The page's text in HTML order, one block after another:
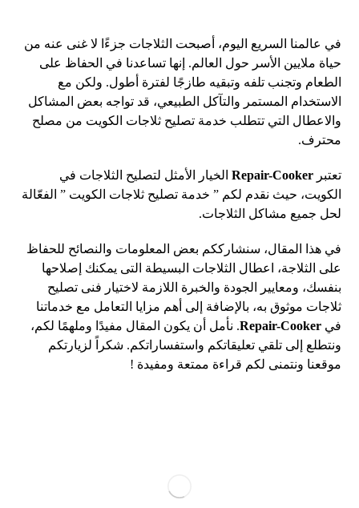
في عالمنا السريع اليوم، أصبحت الثلاجات جزءًا لا غنى عنه من
حياة ملايين الأسر حول العالم. إنها تساعدنا في الحفاظ على
الطعام وتجنب تلفه وتبقيه طازجًا لفترة أطول. ولكن مع
الاستخدام المستمر والتآكل الطبيعي، قد تواجه بعض المشاكل
والاعطال التي تتطلب خدمة تصليح ثلاجات الكويت من مصلح
محترف.
تعتبرRepair-Cooker الخيار الأمثل لتصليح الثلاجات في
الكويت، حيث نقدم لكم ” خدمة تصليح ثلاجات الكويت ” الفعّالة
لحل جميع مشاكل الثلاجات.
في هذا المقال، سنشارككم بعض المعلومات والنصائح للحفاظ
على الثلاجة، اعطال الثلاجات البسيطة التى يمكنك إصلاحها
بنفسك، ومعايير الجودة والخبرة اللازمة لاختيار فنى تصليح
ثلاجات موثوق به، بالإضافة إلى أهم مزايا التعامل مع خدماتنا
فيRepair-Cooker. نأمل أن يكون المقال مفيدًا وملهمًا لكم،
ونتطلع إلى تلقي تعليقاتكم واستفساراتكم. شكراً لزيارتكم
موقعنا ونتمنى لكم قراءة ممتعة ومفيدة !